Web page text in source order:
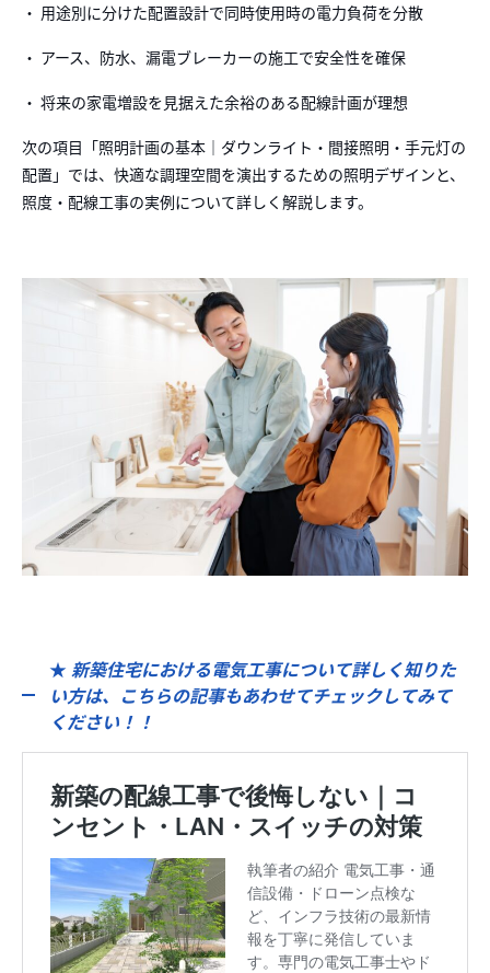
・ 用途別に分けた配置設計で同時使用時の電力負荷を分散
・ アース、防水、漏電ブレーカーの施工で安全性を確保
・ 将来の家電増設を見据えた余裕のある配線計画が理想
次の項目「照明計画の基本｜ダウンライト・間接照明・手元灯の
配置」では、快適な調理空間を演出するための照明デザインと、
照度・配線工事の実例について詳しく解説します。
★ 新築住宅における電気工事について詳しく知りた
い方は、こちらの記事もあわせてチェックしてみて
ください！！